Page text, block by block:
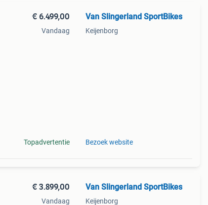
€ 6.499,00
Vandaag
Topadvertentie
Van Slingerland SportBikes
Keijenborg
Bezoek website
€ 3.899,00
Vandaag
Van Slingerland SportBikes
Keijenborg